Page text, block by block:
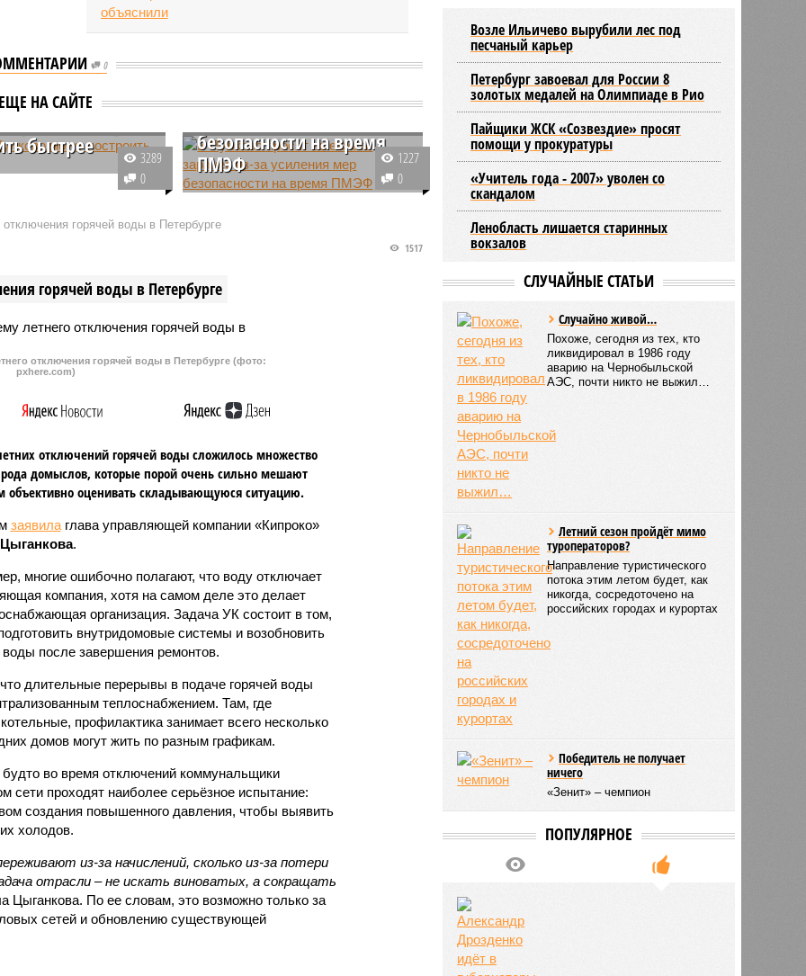
0
ЕЩЕ НА САЙТЕ
быстрее
сможет значительно
метро, в том
если городу
3289
0
В Пулково просят
выезжать заранее из-за
безопасности на время
ПМЭФ
В Санкт-Петербургском
подготовка к принятию
(ПМЭФ-2024). В связи с этим в
безопасности.
1227
0
горячей воды в Петербурге
горячей воды в Петербурге
1517
отключения горячей воды в Петербурге (фото:
pxhere.com)
отключений горячей воды сложилось множество
рода домыслов, которые порой очень сильно мешают
объективно оценивать складывающуюся ситуацию.
заявилаглава управляющей компании «Кипроко»
.
многие ошибочно полагают, что воду отключает
компания, хотя на самом деле это делает
организация. Задача УК состоит в том,
внутридомовые системы и возобновить
воды после завершения ремонтов.
длительные перерывы в подаче горячей воды
теплоснабжением. Там, где
профилактика занимает всего несколько
домов могут жить по разным графикам.
во время отключений коммунальщики
сети проходят наиболее серьёзное испытание:
создания повышенного давления, чтобы выявить
холодов.
из-за начислений, сколько из-за потери
отрасли – не искать виноватых, а сокращать
Цыганкова. По ее словам, это возможно только за
сетей и обновлению существующей
Возле Ильичево вырубили лес под
песчаный карьер
Петербург завоевал для России 8
золотых медалей на Олимпиаде в Рио
Пайщики ЖСК «Созвездие» просят
помощи у прокуратуры
«Учитель года - 2007» уволен со
скандалом
Ленобласть лишается старинных
вокзалов
СЛУЧАЙНЫЕ СТАТЬИ
Случайно живой…
Похоже, сегодня из тех, кто
ликвидировал в 1986 году
аварию на Чернобыльской
АЭС, почти никто не выжил…
Летний сезон пройдёт мимо
туроператоров?
Направление туристического
потока этим летом будет, как
никогда, сосредоточено на
российских городах и курортах
Победитель не получает
ничего
«Зенит» – чемпион
ПОПУЛЯРНОЕ